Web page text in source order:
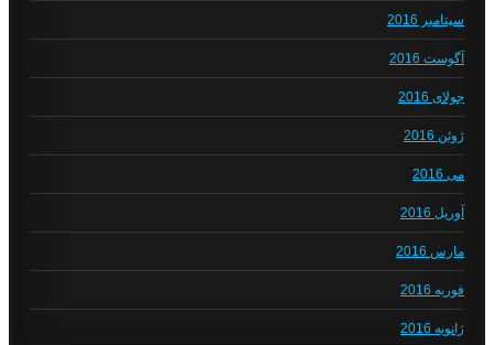
سپتامبر 2016
آگوست 2016
جولای 2016
ژوئن 2016
می 2016
آوریل 2016
مارس 2016
فوریه 2016
ژانویه 2016